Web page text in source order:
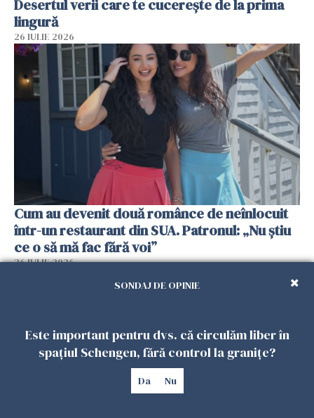
Desertul verii care te cucerește de la prima
lingură
26 IULIE 2026
Cum au devenit două românce de neînlocuit
într-un restaurant din SUA. Patronul: „Nu știu
ce o să mă fac fără voi”
26 IULIE 2026
SONDAJ DE OPINIE
Este important pentru dvs. că circulăm liber în
spațiul Schengen, fără control la granițe?
Da Nu